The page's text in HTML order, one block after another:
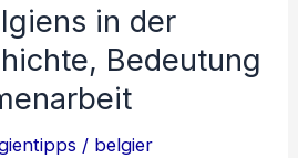
in der
Bedeutung
/ belgier